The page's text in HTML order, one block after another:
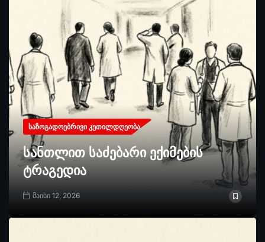
ᲡᲐᲖᲝᲒᲐᲓᲝᲔᲑᲠᲘᲕᲘ ᲙᲔᲗᲘᲚᲓᲦᲔᲝᲑᲐ
სანთლით საძებარი ექიმების
ტრაგედია
მაისი 12, 2026